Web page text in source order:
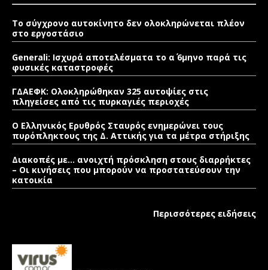
Το σύγχρονο αυτοκίνητο δεν ολοκληρώνεται πλέον
στο εργοστάσιο
Generali: Ισχυρά αποτελέσματα το α΄ 6μηνο παρά τις
φυσικές καταστροφές
ΓΔΑΕΦΚ: Ολοκληρώθηκαν 325 αυτοψίες στις
πληγείσες από τις πυρκαγιές περιοχές
Ο Ελληνικός Ερυθρός Σταυρός ενημερώνει τους
πυρόπληκτους της Δ. Αττικής για τα μέτρα στήριξης
Διακοπές με… ανοιχτή πρόσκληση στους διαρρήκτες
– Οι κινήσεις που μπορούν να προστατεύσουν την
κατοικία
Περισσότερες ειδήσεις